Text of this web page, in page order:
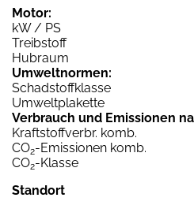
Motor:
kW / PS
Treibstoff
Hubraum
Umweltnormen:
Schadstoffklasse
Umweltplakette
Verbrauch und Emissionen
Kraftstoffverbr. komb.
CO2-Emissionen komb.
CO2-Klasse
Standort